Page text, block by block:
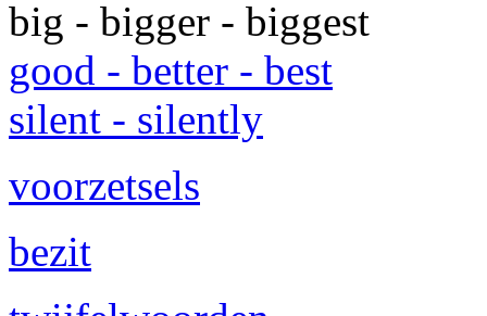
big - bigger - biggest
good - better - best
silent - silently
voorzetsels
bezit